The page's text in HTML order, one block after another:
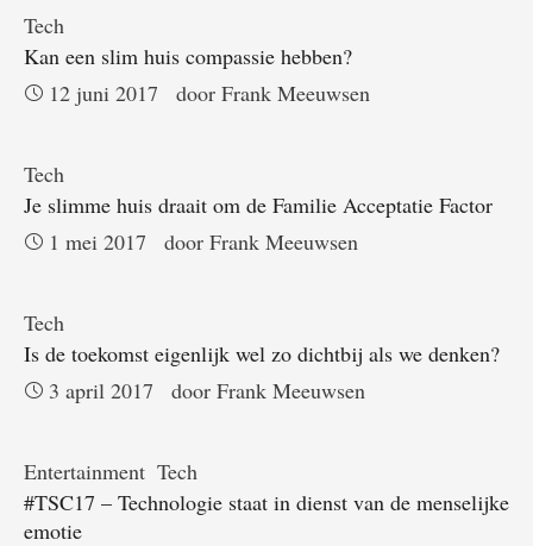
Tech
Kan een slim huis compassie hebben?
12 juni 2017
door Frank Meeuwsen
Tech
Je slimme huis draait om de Familie Acceptatie Factor
1 mei 2017
door Frank Meeuwsen
Tech
Is de toekomst eigenlijk wel zo dichtbij als we denken?
3 april 2017
door Frank Meeuwsen
Entertainment Tech
#TSC17 – Technologie staat in dienst van de menselijke
emotie